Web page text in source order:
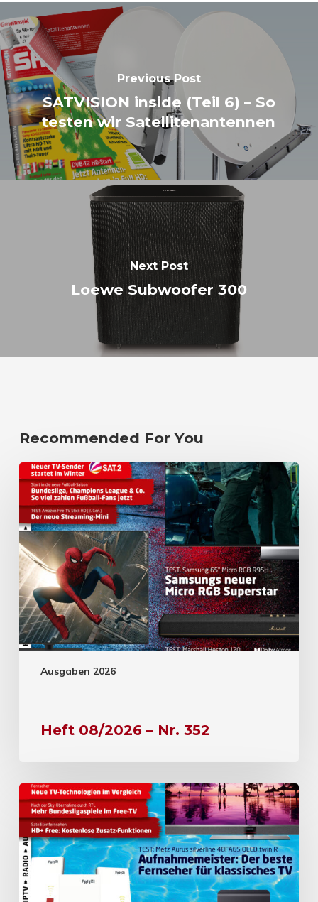
Previous Post
SATVISION inside (Teil 6) – So
testen wir Satellitenantennen
Next Post
Loewe Subwoofer 300
Recommended For You
Ausgaben 2026
Heft 08/2026 – Nr. 352